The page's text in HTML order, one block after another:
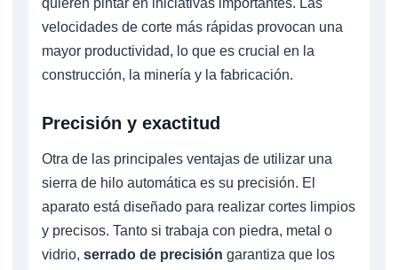
quieren pintar en iniciativas importantes. Las
velocidades de corte más rápidas provocan una
mayor productividad, lo que es crucial en la
construcción, la minería y la fabricación.
Precisión y exactitud
Otra de las principales ventajas de utilizar una
sierra de hilo automática es su precisión. El
aparato está diseñado para realizar cortes limpios
y precisos. Tanto si trabaja con piedra, metal o
vidrio, serrado de precisión garantiza que los